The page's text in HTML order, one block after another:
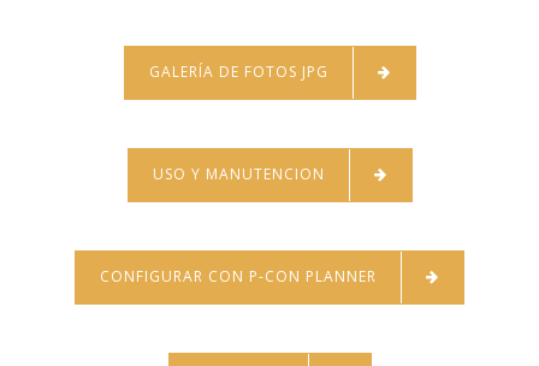
GALERÍA DE FOTOS JPG
USO Y MANUTENCION
CONFIGURAR CON P-CON PLANNER